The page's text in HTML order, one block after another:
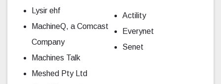
Lysir ehf
MachineQ, a Comcast
Company
Machines Talk
Meshed Pty Ltd
Actility
Everynet
Senet